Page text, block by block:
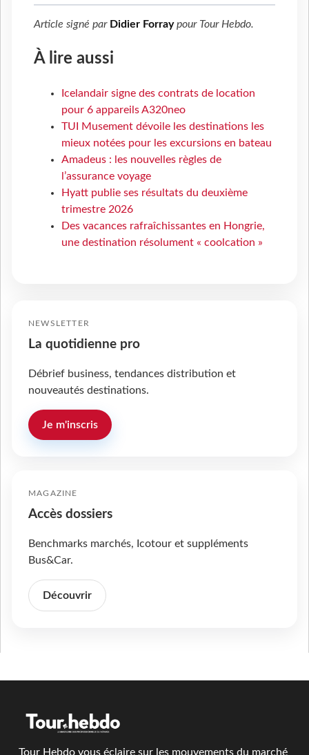
Article signé par Didier Forraypour Tour Hebdo.
À lire aussi
Icelandair signe des contrats de location
pour 6 appareils A320neo
TUI Musement dévoile les destinations les
mieux notées pour les excursions en bateau
Amadeus : les nouvelles règles de
l’assurance voyage
Hyatt publie ses résultats du deuxième
trimestre 2026
Des vacances rafraîchissantes en Hongrie,
une destination résolument « coolcation »
NEWSLETTER
La quotidienne pro
Débrief business, tendances distribution et
nouveautés destinations.
Je m'inscris
MAGAZINE
Accès dossiers
Benchmarks marchés, Icotour et suppléments
Bus&Car.
Découvrir
Tour Hebdo vous éclaire sur les mouvements du marché